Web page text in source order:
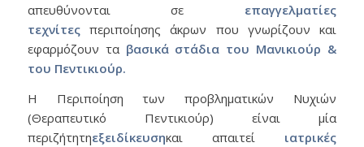
απευθύνονται σε επαγγελματίες
τεχνίτεςπεριποίησης άκρων που γνωρίζουν και
εφαρμόζουν τα βασικά στάδια του Μανικιούρ &
του Πεντικιούρ.
Η Περιποίηση των προβληματικών Νυχιών
(Θεραπευτικό Πεντικιούρ) είναι μία
περιζήτητηεξειδίκευσηκαι απαιτεί ιατρικές